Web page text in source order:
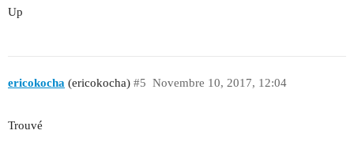
Up
ericokocha (ericokocha) Novembre 10, 2017, 12:04
#5
Trouvé